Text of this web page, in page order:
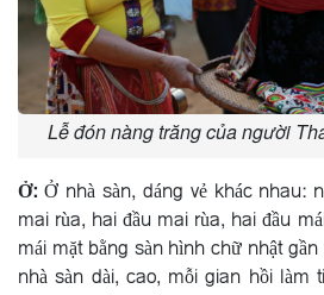
Lễ đón nàng trăng của người
Ở: Ở nhà sàn, dáng vẻ khác nhau:
mai rùa, hai đầu mai rùa, hai đầu
mái mặt bằng sàn hình chữ nhật
nhà sàn dài, cao, mỗi gian hồi làm